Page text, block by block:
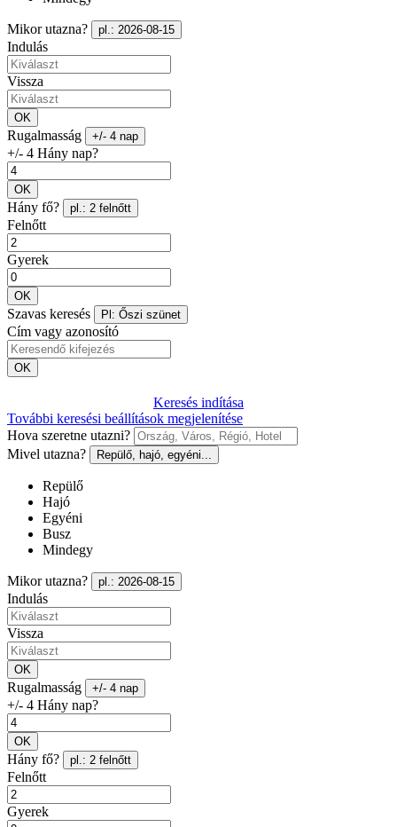
Mikor utazna? pl.: 2026-08-15
Indulás
Vissza
OK
Rugalmasság +/- 4 nap
+/- 4 Hány nap?
OK
Hány fő? pl.: 2 felnőtt
Felnőtt
Gyerek
OK
Szavas keresés Pl: Őszi szünet
Cím vagy azonosító
OK
Keresés indítása
További keresési beállítások megjelenítése
Hova szeretne utazni?
Mivel utazna?
Repülő, hajó, egyéni...
Repülő
Hajó
Egyéni
Busz
Mindegy
Mikor utazna? pl.: 2026-08-15
Indulás
Vissza
OK
Rugalmasság +/- 4 nap
+/- 4 Hány nap?
OK
Hány fő? pl.: 2 felnőtt
Felnőtt
Gyerek